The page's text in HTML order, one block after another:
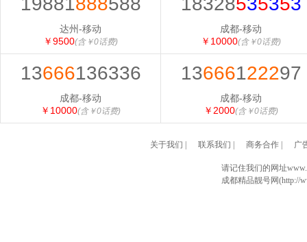
达州-移动
￥9500(含￥0话费)
成都-移动
￥10000(含￥0话费)
13666136336
成都-移动
￥10000(含￥0话费)
13666122297
成都-移动
￥2000(含￥0话费)
关于我们 联系我们 商务合作| 广
请记住我们的网址
成都精品靓号网(http://